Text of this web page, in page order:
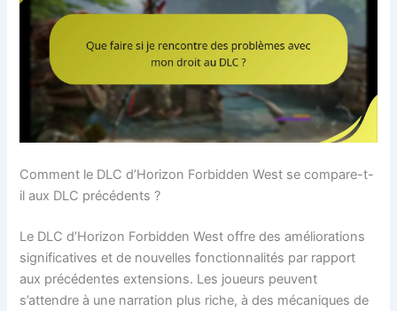
Comment le DLC d’Horizon Forbidden West se compare-t-
il aux DLC précédents ?
Le DLC d’Horizon Forbidden West offre des améliorations
significatives et de nouvelles fonctionnalités par rapport
aux précédentes extensions. Les joueurs peuvent
s’attendre à une narration plus riche, à des mécaniques de